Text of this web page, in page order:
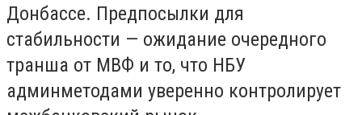
Донбассе. Предпосылки для
стабильности — ожидание очередного
транша от МВФ и то, что НБУ
админметодами уверенно контролирует